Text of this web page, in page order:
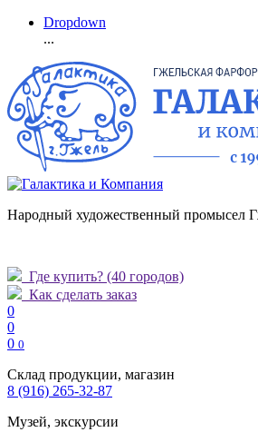
Dropdown
...
Народный художественный промысел
Где купить? (40 городов)
Как сделать заказ
0
0
0 0
Склад продукции, магазин
8 (916) 265-32-87
Музей, экскурсии